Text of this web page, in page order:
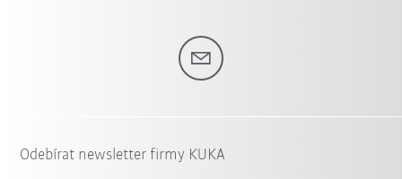
Odebírat newsletter firmy KUKA